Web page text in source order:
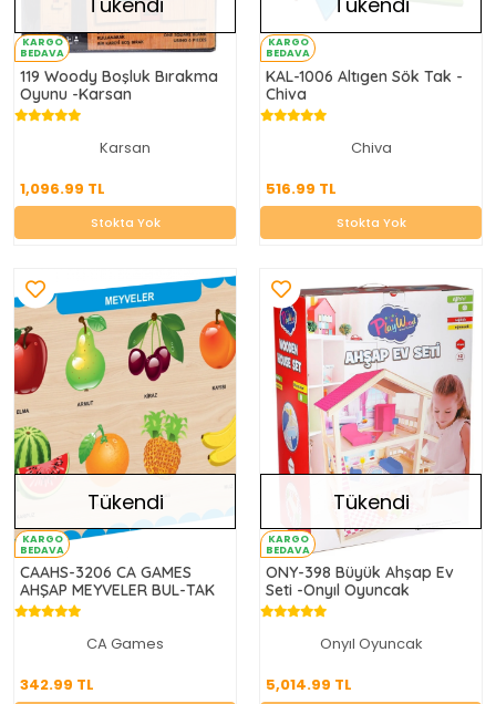
KARGO
BEDAVA
119 Woody Boşluk Bırakma
Oyunu -Karsan
Karsan
1,096.99 TL
1,096.99 TL
Stokta Yok
Stokta Yok
KARGO
BEDAVA
KAL-1006 Altıgen Sök Tak -
Chiva
Chiva
516.99 TL
516.99 TL
Stokta Yok
KARGO
BEDAVA
Tükendi
CAAHS-3206 CA GAMES
AHŞAP MEYVELER BUL-TAK
CA Games
342.99 TL
342.99 TL
KARGO
BEDAVA
Tükendi
ONY-398 Büyük Ahşap Ev
Seti -Onyıl Oyuncak
Onyıl Oyuncak
5,014.99 TL
5,014.99 TL
Stokta Yok